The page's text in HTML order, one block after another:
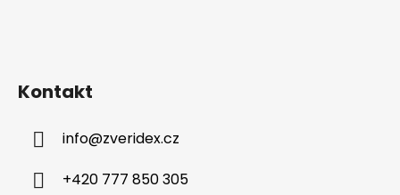
Kontakt
info@zveridex.cz
+420 777 850 305